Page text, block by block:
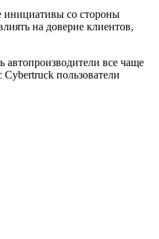
инициативы со стороны
на доверие клиентов,
все чаще
пользователи